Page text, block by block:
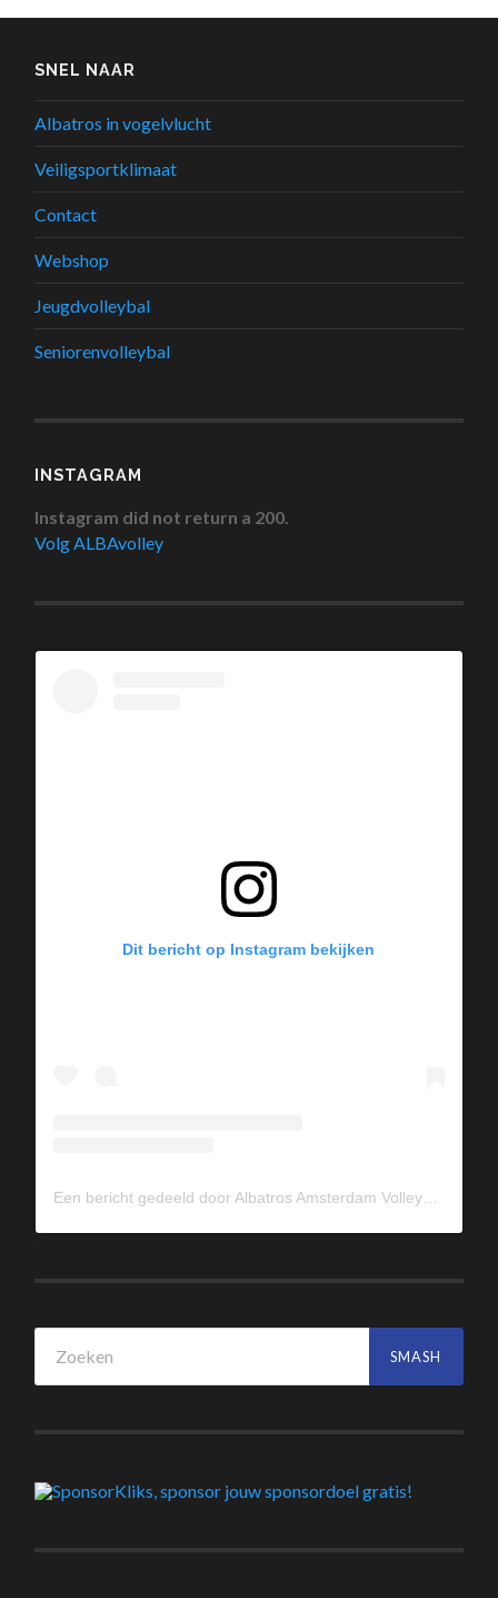
SNEL NAAR
Albatros in vogelvlucht
Veiligsportklimaat
Contact
Webshop
Jeugdvolleybal
Seniorenvolleybal
INSTAGRAM
Instagram did not return a 200.
Volg ALBAvolley
Dit bericht op Instagram bekijken